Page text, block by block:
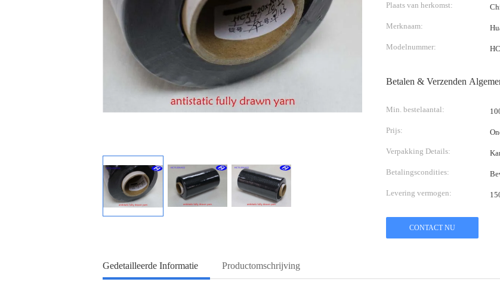
Plaats van herkomst:
Merknaam:
Modelnummer:
Betalen & Verzenden
Min. bestelaantal:
Prijs:
Verpakking Details:
Betalingscondities:
Levering vermogen:
CONTACT NU
Gedetailleerde Informatie Productomschrijving